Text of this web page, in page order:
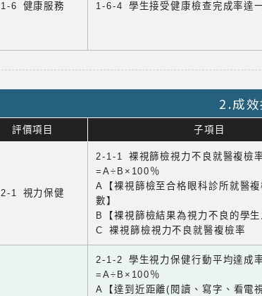
1-6 健康服務 1-6-4 學生接受健康檢查完成率達
2.成效
評價項目 子項目
2-1 視力保健
2-1-1 裸視篩檢視力不良就醫複檢
=A÷B×100％
A【裸視篩檢至合格眼科診所就醫
數】
B【裸視篩檢結果為視力不良的學生
C 裸視篩檢視力不良就醫複檢率
2-1-2 學生視力保健行動平均達成
=A÷B×100％
A【達到近距離(閱讀、寫字、看電